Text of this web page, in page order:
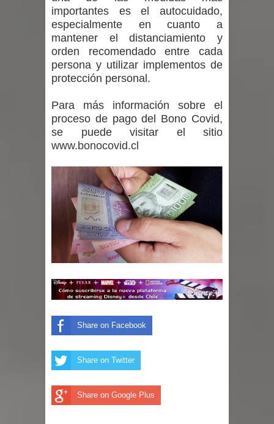
conciertos, feria y charlas en torno a
la música
importantes es el autocuidado,
especialmente en cuanto a
mantener el distanciamiento y
orden recomendado entre cada
persona y utilizar implementos de
protección personal.
Para más información sobre el
proceso de pago del Bono Covid,
se puede visitar el sitio
www.bonocovid.cl
Share on Facebook
Share on Twitter
Share on Google Plus